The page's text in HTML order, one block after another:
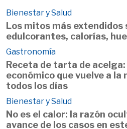
Bienestar y Salud
Los mitos más extendidos
edulcorantes, calorías,
Gastronomía
Receta de tarta de
económico que vuelve a la
todos los días
Bienestar y Salud
No es el calor: la razón
avance de los casos en